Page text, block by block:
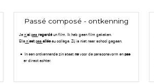
Passé composé - ontkenning
Je n’ai pas regardéun film. Ik heb geen film gekeken.
Ellen’est pas alléeau collège. Zij is niet naar school gegaan.
In een ontkennende zin staatnevoor de persoonsvorm enpas
er direct achter.